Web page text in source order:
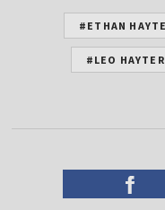
#ETHAN
#LEO HAYTER